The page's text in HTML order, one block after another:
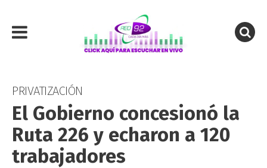
PRIVATIZACIÓN
El Gobierno concesionó la
Ruta 226 y echaron a 120
trabajadores